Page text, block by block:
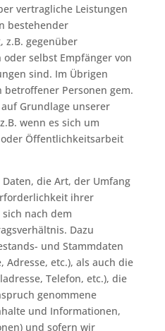
vertragliche Leistungen
bestehender
z.B. gegenüber
selbst Empfänger von
sind. Im Übrigen
Personen gem.
auf Grundlage unserer
wenn es sich um
Öffentlichkeitsarbeit
die Art, der Umfang
ihrer
nach dem
Dazu
und Stammdaten
Adresse, etc.), als auch die
Telefon, etc.), die
genommene
und Informationen,
und sofern wir